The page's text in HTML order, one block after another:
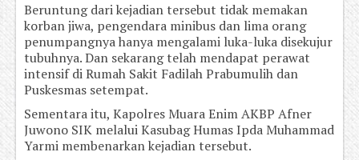
Beruntung dari kejadian tersebut tidak memakan
korban jiwa, pengendara minibus dan lima orang
penumpangnya hanya mengalami luka-luka disekujur
tubuhnya. Dan sekarang telah mendapat perawat
intensif di Rumah Sakit Fadilah Prabumulih dan
Puskesmas setempat.
Sementara itu, Kapolres Muara Enim AKBP Afner
Juwono SIK melalui Kasubag Humas Ipda Muhammad
Yarmi membenarkan kejadian tersebut.